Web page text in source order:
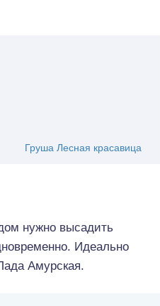
Груша Лесная красавица
нужно высадить
Идеально
Амурская.